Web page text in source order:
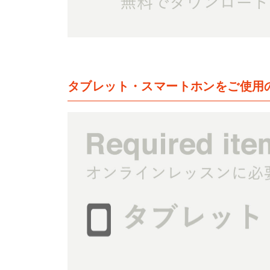
タブレット・スマートホンをご使用